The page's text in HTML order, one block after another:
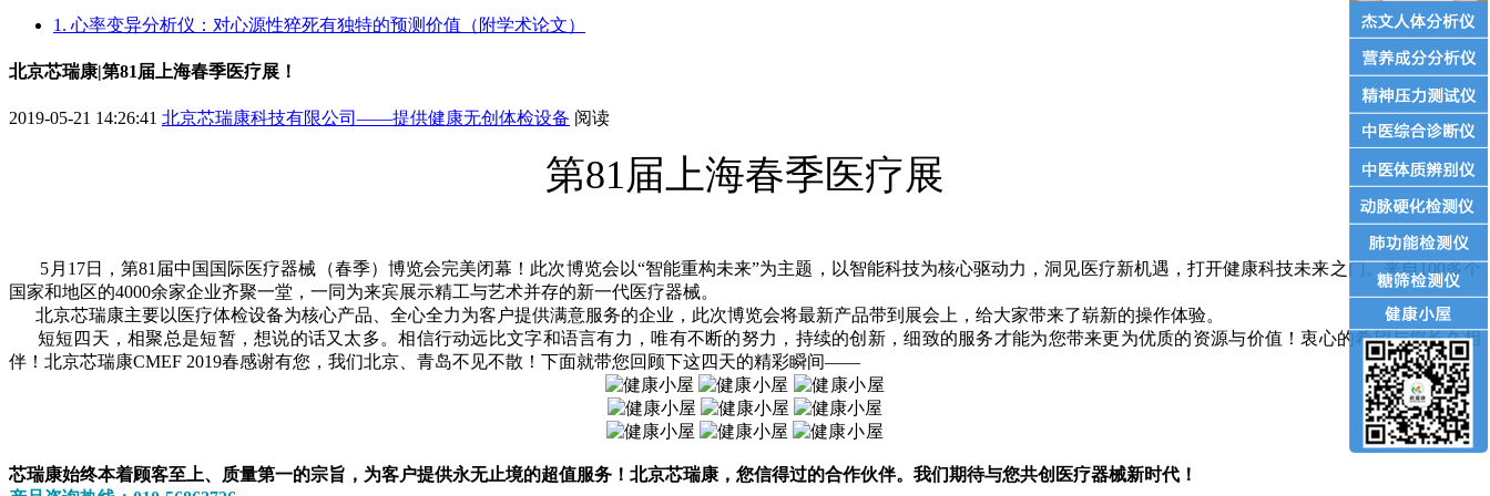
1. 心率变异分析仪：对心源性猝死有独特的预测价值（附学术论文）
北京芯瑞康|第81届上海春季医疗展！
2019-05-21 14:26:41 北京芯瑞康科技有限公司——提供健康无创体检设备 阅读
第81届上海春季医疗展
5月17日，第81届中国国际医疗器械（春季）博览会完美闭幕！此次博览会以“智能重构未来”为主题，以智能科技为核心驱动力，洞见医疗新机遇，打开健康科技未来之门。来自100多个
国家和地区的4000余家企业齐聚一堂，一同为来宾展示精工与艺术并存的新一代医疗器械。
北京芯瑞康主要以医疗体检设备为核心产品、全心全力为客户提供满意服务的企业，此次博览会将最新产品带到展会上，给大家带来了崭新的操作体验。
短短四天，相聚总是短暂，想说的话又太多。相信行动远比文字和语言有力，唯有不断的努力，持续的创新，细致的服务才能为您带来更为优质的资源与价值！衷心的希望与您长久相
伴！北京芯瑞康CMEF 2019春感谢有您，我们北京、青岛不见不散！下面就带您回顾下这四天的精彩瞬间——
芯瑞康始终本着顾客至上、质量第一的宗旨，为客户提供永无止境的超值服务！北京芯瑞康，您信得过的合作伙伴。 我们期待与您共创医疗器械新时代！